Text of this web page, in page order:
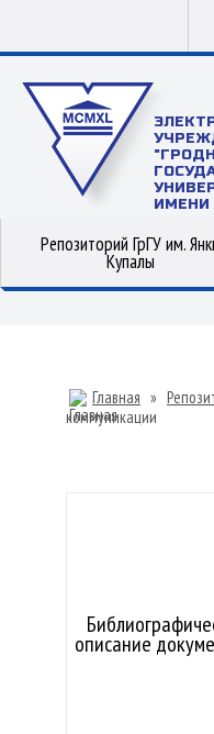
ИМЕНИ
Репозиторий ГрГУ им.
Купалы
Главная »
коммуникации
описание